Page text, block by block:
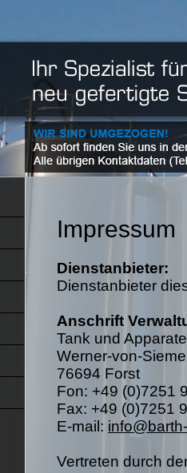
Impressum
Dienstanbieter:
Dienstanbieter
Anschrift
Tank und
Werner-von-
76694 Forst
Fon: +49 (0)7251
Fax: +49 (0)7251
E-mail:
Vertreten durch